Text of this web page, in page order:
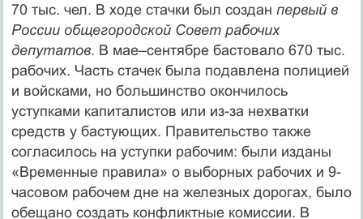
70 тыс. чел. В ходе стачки был создан первый в
России общегородской Совет рабочих
депутатов. В мае–сентябре бастовало 670 тыс.
рабочих. Часть стачек была подавлена полицией
и войсками, но большинство окончилось
уступками капиталистов или из-за нехватки
средств у бастующих. Правительство также
согласилось на уступки рабочим: были изданы
«Временные правила» о выборных рабочих и 9-
часовом рабочем дне на железных дорогах, было
обещано создать конфликтные комиссии. В